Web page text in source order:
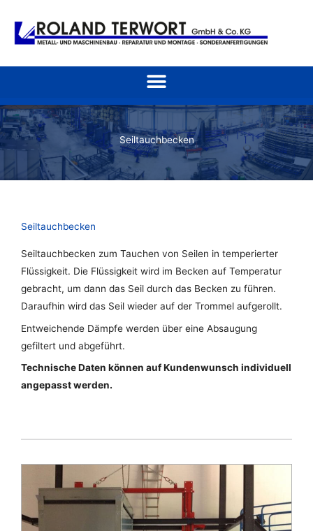
Inhalt
springen
Seiltauchbecken
Seiltauchbecken
Seiltauchbecken zum Tauchen von Seilen in temperierter
Flüssigkeit. Die Flüssigkeit wird im Becken auf Temperatur
gebracht, um dann das Seil durch das Becken zu führen.
Daraufhin wird das Seil wieder auf der Trommel aufgerollt.
Entweichende Dämpfe werden über eine Absaugung
gefiltert und abgeführt.
Technische Daten können auf Kundenwunsch individuell
angepasst werden.